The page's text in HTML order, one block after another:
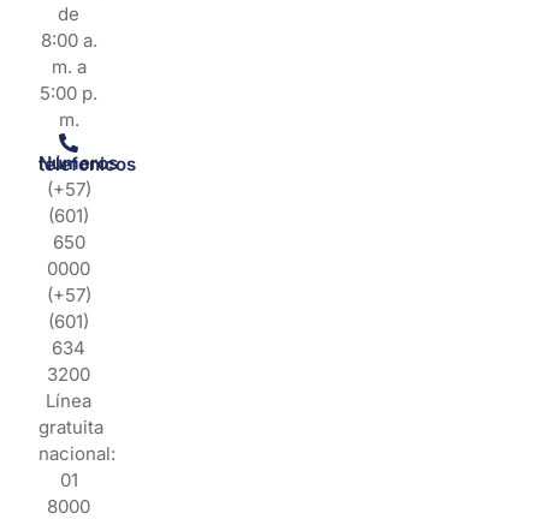
de
8:00 a.
m. a
5:00 p.
m.
Números telefonicos
(+57)
(601)
650
0000
(+57)
(601)
634
3200
Línea
gratuita
nacional:
01
8000